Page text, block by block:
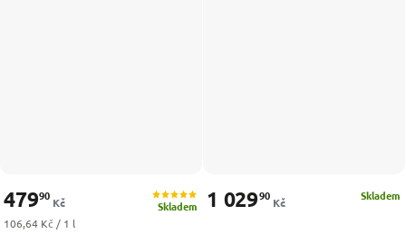
Skladem
47990
Kč
Měrná cena:
106,64 Kč / 1 l
Skladem
1 02990
Kč